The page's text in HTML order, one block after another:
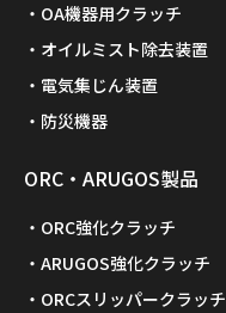
OA機器用クラッチ
オイルミスト除去装置
電気集じん装置
防災機器
ORC・ARUGOS製品
ORC強化クラッチ
ARUGOS強化クラッチ
ORCスリッパークラッチ